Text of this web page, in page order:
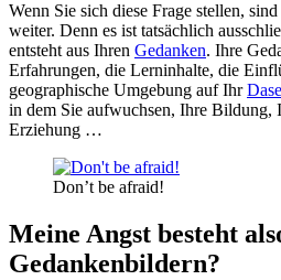
Wenn Sie sich diese Frage stellen,
weiter. Denn es ist tatsächlich
entsteht aus Ihren Gedanken. Ihre
Erfahrungen, die Lerninhalte, die
geographische Umgebung auf Ihr
in dem Sie aufwuchsen, Ihre Bildung,
Erziehung …
Don’t be afraid!
Meine Angst besteht
Gedankenbildern?